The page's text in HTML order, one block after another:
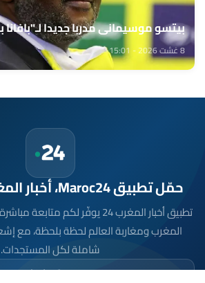
بيتسو موسيماني مدربا جديدا لـ"بافانا
8 غشت 2026 - 15:01
حمّل تطبيق Maroc24، أخبار المغرب تصلك أولاً
تطبيق أخبار المغرب 24 يوفّر لكم
المغرب ومغاربة العالم لحظة بلحظة، مع
شاملة لكل المستجدات.
تحميل على